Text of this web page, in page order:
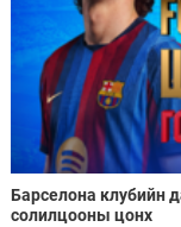
Барселона клубийн
солилцооны цонх